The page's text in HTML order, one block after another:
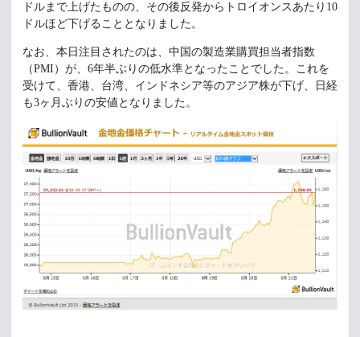
ドルまで上げたものの、その後反発からトロイオンスあたり10
ドルほど下げることとなりました。
なお、本日注目されたのは、中国の製造業購買担当者指数
（PMI）が、6年半ぶりの低水準となったことでした。これを
受けて、香港、台湾、インドネシア等のアジア株が下げ、日経
も3ヶ月ぶりの安値となりました。